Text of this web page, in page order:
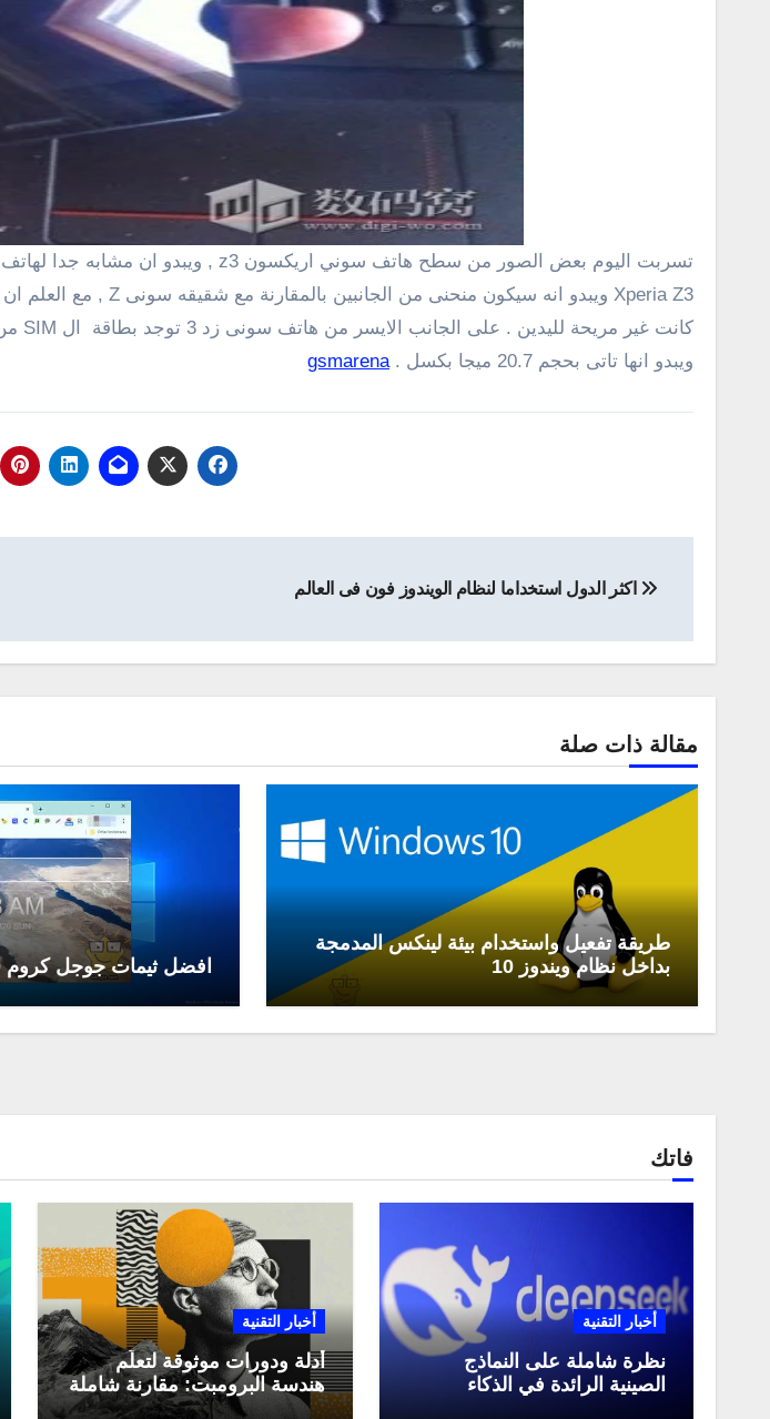
تسربت اليوم بعض الصور من سطح هاتف سوني اريکسون z3 , ويبدو ان مشابه جدا لهاتف سونى اريكسون Xperia Z2 . الصور التى ظهرت اليوم توضح جميع جوانب سونى
Xperia Z3 ويبدو انه سيكون منحنى من الجانبين بالمقارنة مع شقيقه سونى
Z
كانت غير مريحة لليدين . على الجانب الايسر من هاتف سونى زد 3 توجد بطاقة ال SIM من نوع مايكرو ومنفذ ال USB الصغير ,
ويبدو انها تاتى بحجم 20.7 ميجا بكسل . gsmarena
المقالات
اكثر الدول استخداما لنظام الويندوز فون فى العالم
مقالة ذات صلة
طريقة تفعيل واستخدام بيئة لينكس المدمجة
بداخل نظام ويندوز 10
افضل ثيمات جوجل كروم 2020
فاتك
أخبار التقنية
نظرة شاملة على النماذج
الصينية الرائدة في الذكاء
أخبار التقنية
أدلة ودورات موثوقة لتعلّم
هندسة البرومبت: مقارنة شاملة
لعام 2025